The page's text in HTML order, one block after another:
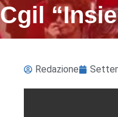
Cgil
Redazione